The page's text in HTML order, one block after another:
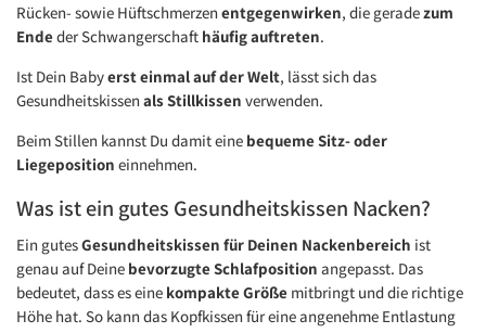
Rücken- sowie Hüftschmerzen entgegenwirken, die geradezum
Endeder Schwangerschaft häufig auftreten.
Ist Dein Babyerst einmal auf der Welt, lässt sich das
Gesundheitskissen als Stillkissen verwenden.
Beim Stillen kannst Du damit eine bequeme Sitz- oder
Liegeposition einnehmen.
Was ist ein gutes Gesundheitskissen Nacken?
Ein gutesGesundheitskissen für Deinen Nackenbereich ist
genau auf Deine bevorzugte Schlafposition angepasst. Das
bedeutet, dass es eine kompakte Größe mitbringt und die richtige
Höhe hat. So kann das Kopfkissen für eine angenehme Entlastung